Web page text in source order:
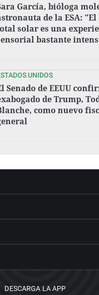
García, bióloga
de la ESA: "El
solar es una
bastante
UNIDOS
Senado de EEUU
de Trump,
como nuevo
DESCARGA LA APP